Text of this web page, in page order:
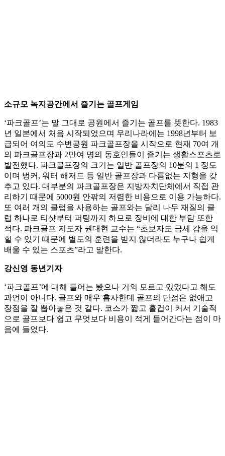
소규모 녹지공간에서 즐기는 골프게임
‘파크골프’는 말 그대로 공원에서 즐기는 골프를 뜻한다. 1983
년 일본에서 처음 시작되었으며 우리나라에는 1998년부터 보
급되어 여의도 수변공원 파크골프장을 시작으로 현재 70여 개
의 파크골프장과 2만여 명의 동호인들이 즐기는 생활스포츠로
발전했다. 파크골프장의 크기는 일반 골프장의 10분의 1 정도
이며 벙커, 워터 해저드 등 일반 골프장과 다름없는 지형을 갖
추고 있다. 대부분의 파크골프장은 지방자치단체에서 직접 관
리하기 때문에 5000원 안팎의 저렴한 비용으로 이용 가능하다.
또 여러 개의 클럽을 사용하는 골프와는 달리 나무 재질의 클
럽 하나로 티샷부터 퍼팅까지 하므로 장비에 대한 부담 또한
적다. 파크골프 지도자 권대현 교수는 “초보자도 금세 감을 익
힐 수 있기 때문에 별도의 훈련을 받지 않더라도 누구나 쉽게
배울 수 있는 스포츠”라고 말한다.
강신영 동년기자
‘파크골프’에 대해 들어는 봤으나 거의 모르고 있었다고 해도
과언이 아니다. 골프와 매우 흡사한데 골프의 단점은 없애고
장점을 잘 뽑아놓은 것 같다. 코스가 짧고 홀컵이 커서 기술적
으로 골프보다 쉽고 무엇보다 비용이 적게 들어간다는 점이 마
음에 들었다.